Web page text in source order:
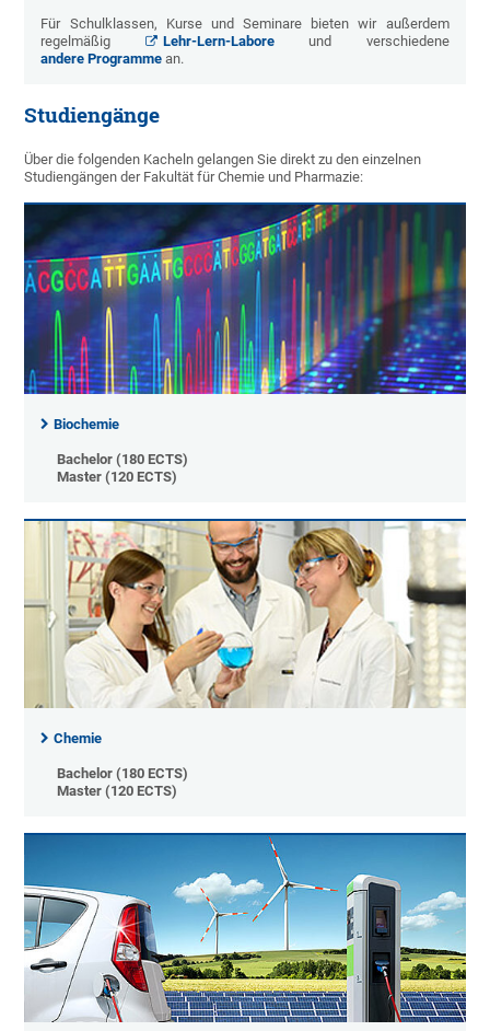
Für Schulklassen, Kurse und Seminare bieten wir außerdem
regelmäßig
Lehr-Lern-Labore und verschiedene
andere Programme an.
Studiengänge
Über die folgenden Kacheln gelangen Sie direkt zu den einzelnen
Studiengängen der Fakultät für Chemie und Pharmazie:
Biochemie
Bachelor (180 ECTS)
Master (120 ECTS)
Chemie
Bachelor (180 ECTS)
Master (120 ECTS)